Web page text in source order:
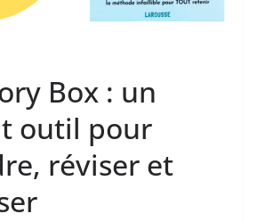
Box : un
outil pour
réviser et